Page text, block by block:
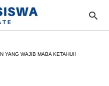
YANG WAJIB MABA KETAHUI!